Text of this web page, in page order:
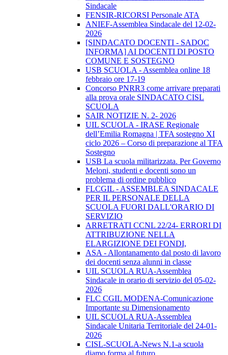
Sindacale
FENSIR-RICORSI Personale ATA
ANIEF-Assemblea Sindacale del 12-02-
2026
[SINDACATO DOCENTI - SADOC
INFORMA] AI DOCENTI DI POSTO
COMUNE E SOSTEGNO
USB SCUOLA - Assemblea online 18
febbraio ore 17-19
Concorso PNRR3 come arrivare preparati
alla prova orale SINDACATO CISL
SCUOLA
SAIR NOTIZIE N. 2- 2026
UIL SCUOLA - IRASE Regionale
dell’Emilia Romagna | TFA sostegno XI
ciclo 2026 – Corso di preparazione al TFA
Sostegno
USB La scuola militarizzata. Per Governo
Meloni, studenti e docenti sono un
problema di ordine pubblico
FLCGIL - ASSEMBLEA SINDACALE
PER IL PERSONALE DELLA
SCUOLA FUORI DALL'ORARIO DI
SERVIZIO
ARRETRATI CCNL 22/24- ERRORI DI
ATTRIBUZIONE NELLA
ELARGIZIONE DEI FONDI,
ASA - Allontanamento dal posto di lavoro
dei docenti senza alunni in classe
UIL SCUOLA RUA-Assemblea
Sindacale in orario di servizio del 05-02-
2026
FLC CGIL MODENA-Comunicazione
Importante su Dimensionamento
UIL SCUOLA RUA-Assemblea
Sindacale Unitaria Territoriale del 24-01-
2026
CISL-SCUOLA-News N.1-a scuola